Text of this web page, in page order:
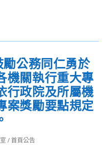
公務同仁勇於
機關執行重大專
行政院及所屬機
案獎勵要點規定
/ 首頁公告